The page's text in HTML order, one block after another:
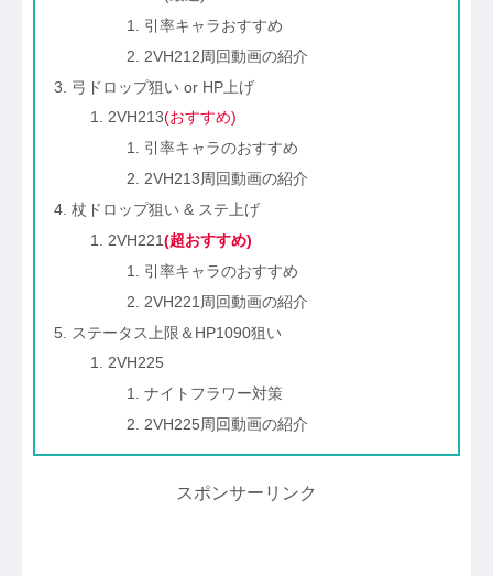
引率キャラおすすめ
2VH212周回動画の紹介
弓ドロップ狙い or HP上げ
2VH213(おすすめ)
引率キャラのおすすめ
2VH213周回動画の紹介
杖ドロップ狙い & ステ上げ
2VH221(超おすすめ)
引率キャラのおすすめ
2VH221周回動画の紹介
ステータス上限＆HP1090狙い
2VH225
ナイトフラワー対策
2VH225周回動画の紹介
スポンサーリンク